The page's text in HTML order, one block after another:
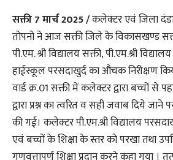
सक्ती 7 मार्च 2025 /कलेक्टर एवं जिला
तोपनो ने आज सक्ती जिले के विकासखण्ड
पी.एम. श्री विद्यालय सक्ती, पी.एम.श्री
हाईस्कूल परसदाखुर्द का औचक निरीक्षण
वार्ड क्र.01 सक्ती में कलेक्टर द्वारा बच्चों से
द्वारा प्रश्न का त्वरित व सही जवाब दिये जाने
की गई। कलेक्टर पी.एम.श्री विद्यालय
एवं बच्चों के शिक्षा के स्तर को परखा तथा